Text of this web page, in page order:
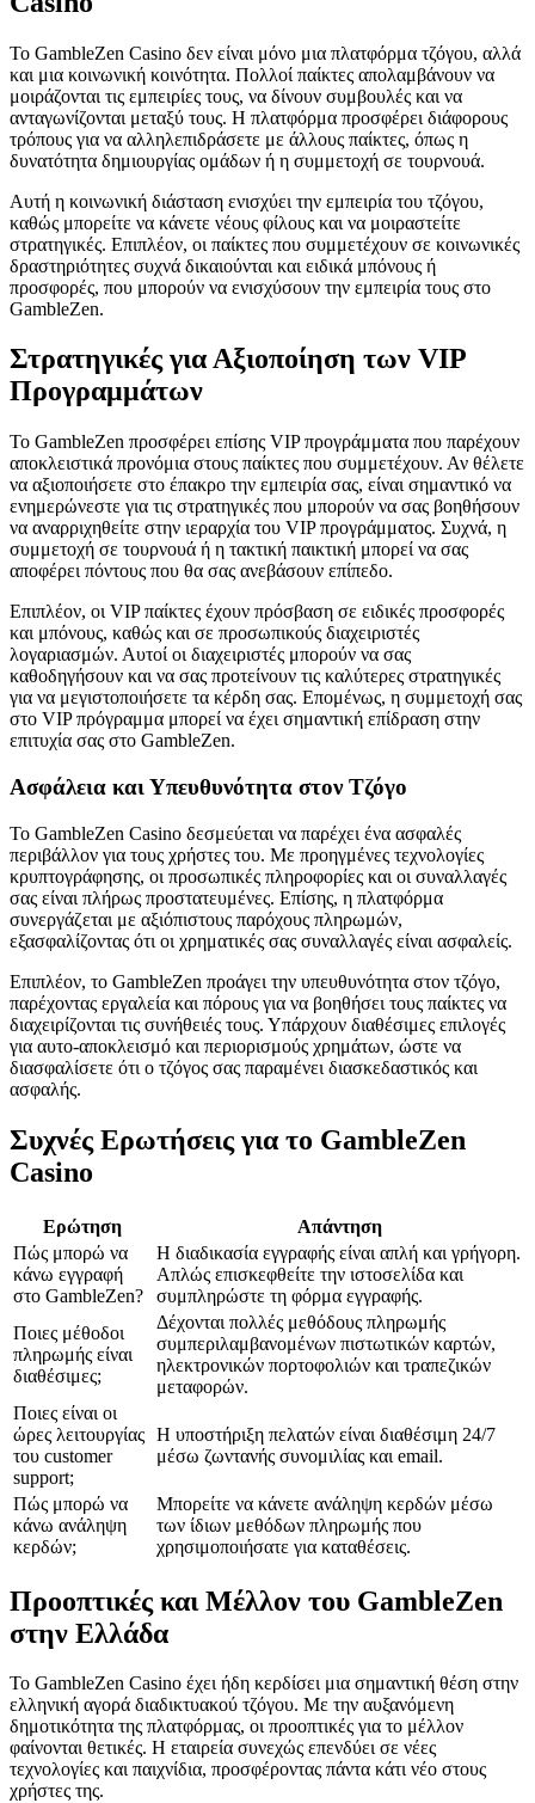
Το GambleZen Casino δεν είναι μόνο μια πλατφόρμα τζόγου, αλλά
και μια κοινωνική κοινότητα. Πολλοί παίκτες απολαμβάνουν να
μοιράζονται τις εμπειρίες τους, να δίνουν συμβουλές και να
ανταγωνίζονται μεταξύ τους. Η πλατφόρμα προσφέρει διάφορους
τρόπους για να αλληλεπιδράσετε με άλλους παίκτες, όπως η
δυνατότητα δημιουργίας ομάδων ή η συμμετοχή σε τουρνουά.
Αυτή η κοινωνική διάσταση ενισχύει την εμπειρία του τζόγου,
καθώς μπορείτε να κάνετε νέους φίλους και να μοιραστείτε
στρατηγικές. Επιπλέον, οι παίκτες που συμμετέχουν σε κοινωνικές
δραστηριότητες συχνά δικαιούνται και ειδικά μπόνους ή
προσφορές, που μπορούν να ενισχύσουν την εμπειρία τους στο
GambleZen.
Στρατηγικές για Αξιοποίηση των VIP
Προγραμμάτων
Το GambleZen προσφέρει επίσης VIP προγράμματα που παρέχουν
αποκλειστικά προνόμια στους παίκτες που συμμετέχουν. Αν θέλετε
να αξιοποιήσετε στο έπακρο την εμπειρία σας, είναι σημαντικό να
ενημερώνεστε για τις στρατηγικές που μπορούν να σας βοηθήσουν
να αναρριχηθείτε στην ιεραρχία του VIP προγράμματος. Συχνά, η
συμμετοχή σε τουρνουά ή η τακτική παικτική μπορεί να σας
αποφέρει πόντους που θα σας ανεβάσουν επίπεδο.
Επιπλέον, οι VIP παίκτες έχουν πρόσβαση σε ειδικές προσφορές
και μπόνους, καθώς και σε προσωπικούς διαχειριστές
λογαριασμών. Αυτοί οι διαχειριστές μπορούν να σας
καθοδηγήσουν και να σας προτείνουν τις καλύτερες στρατηγικές
για να μεγιστοποιήσετε τα κέρδη σας. Επομένως, η συμμετοχή σας
στο VIP πρόγραμμα μπορεί να έχει σημαντική επίδραση στην
επιτυχία σας στο GambleZen.
Ασφάλεια και Υπευθυνότητα στον Τζόγο
Το GambleZen Casino δεσμεύεται να παρέχει ένα ασφαλές
περιβάλλον για τους χρήστες του. Με προηγμένες τεχνολογίες
κρυπτογράφησης, οι προσωπικές πληροφορίες και οι συναλλαγές
σας είναι πλήρως προστατευμένες. Επίσης, η πλατφόρμα
συνεργάζεται με αξιόπιστους παρόχους πληρωμών,
εξασφαλίζοντας ότι οι χρηματικές σας συναλλαγές είναι ασφαλείς.
Επιπλέον, το GambleZen προάγει την υπευθυνότητα στον τζόγο,
παρέχοντας εργαλεία και πόρους για να βοηθήσει τους παίκτες να
διαχειρίζονται τις συνήθειές τους. Υπάρχουν διαθέσιμες επιλογές
για αυτο-αποκλεισμό και περιορισμούς χρημάτων, ώστε να
διασφαλίσετε ότι ο τζόγος σας παραμένει διασκεδαστικός και
ασφαλής.
Συχνές Ερωτήσεις για το GambleZen
Casino
Ερώτηση
Απάντηση
Πώς μπορώ να
κάνω εγγραφή
στο GambleZen?
Η διαδικασία εγγραφής είναι απλή και γρήγορη.
Απλώς επισκεφθείτε την ιστοσελίδα και
συμπληρώστε τη φόρμα εγγραφής.
Ποιες μέθοδοι
πληρωμής είναι
διαθέσιμες;
Δέχονται πολλές μεθόδους πληρωμής
συμπεριλαμβανομένων πιστωτικών καρτών,
ηλεκτρονικών πορτοφολιών και τραπεζικών
μεταφορών.
Ποιες είναι οι
ώρες λειτουργίας
του customer
support;
Η υποστήριξη πελατών είναι διαθέσιμη 24/7
μέσω ζωντανής συνομιλίας και email.
Πώς μπορώ να
κάνω ανάληψη
κερδών;
Μπορείτε να κάνετε ανάληψη κερδών μέσω
των ίδιων μεθόδων πληρωμής που
χρησιμοποιήσατε για καταθέσεις.
Προοπτικές και Μέλλον του GambleZen
στην Ελλάδα
Το GambleZen Casino έχει ήδη κερδίσει μια σημαντική θέση στην
ελληνική αγορά διαδικτυακού τζόγου. Με την αυξανόμενη
δημοτικότητα της πλατφόρμας, οι προοπτικές για το μέλλον
φαίνονται θετικές. Η εταιρεία συνεχώς επενδύει σε νέες
τεχνολογίες και παιχνίδια, προσφέροντας πάντα κάτι νέο στους
χρήστες της.